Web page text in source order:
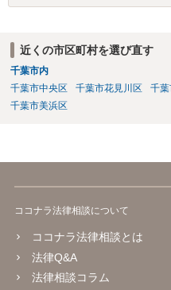
す。 多額の現金の引き出しは
近くの市区町村を選び直す
千葉市内
千葉市中央区
千葉市花見川区 千
千葉市美浜区
ココナラ法律相談について
ココナラ法律相談とは
法律Q&A
法律相談コラム